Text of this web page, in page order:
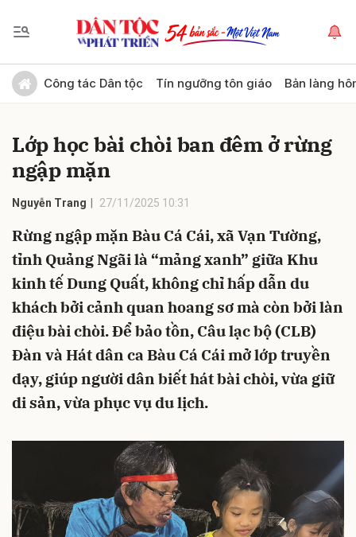
Công tác Dân tộc Tín ngưỡng tôn giáo Bản làng
Lớp học bài chòi ban đêm ở rừng
ngập mặn
Nguyễn Trang 27/11/2025 10:31
Rừng ngập mặn Bàu Cá Cái, xã Vạn Tường,
tỉnh Quảng Ngãi là “mảng xanh” giữa Khu
kinh tế Dung Quất, không chỉ hấp dẫn du
khách bởi cảnh quan hoang sơ mà còn bởi làn
điệu bài chòi. Để bảo tồn, Câu lạc bộ (CLB)
Đàn và Hát dân ca Bàu Cá Cái mở lớp truyền
dạy, giúp người dân biết hát bài chòi, vừa giữ
di sản, vừa phục vụ du lịch.
Gửi bình luận
Hủy Gửi